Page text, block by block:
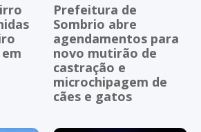
Prefeitura de
Sombrio abre
agendamentos para
novo mutirão de
castração e
microchipagem de
cães e gatos